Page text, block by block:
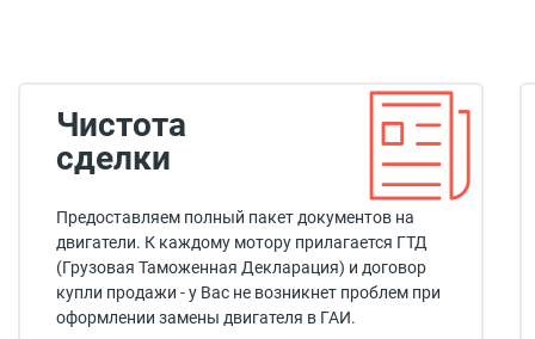
Чистота
сделки
Предоставляем полный пакет документов на
двигатели. К каждому мотору прилагается ГТД
(Грузовая Таможенная Декларация) и договор
купли продажи - у Вас не возникнет проблем при
оформлении замены двигателя в ГАИ.